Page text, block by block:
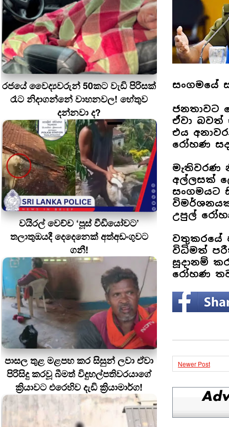
රජයේ වෛද්‍යවරුන් 50කට වැඩි පිරිසක්
රෑට නිදාගන්නේ වාහනවල! හේතුව
දන්නවා ද?
වයිරල් වෙච්ච ‘පූස් වීඩියෝවට’
තලාතුඔයදී දෙදෙනෙක් අත්අඩංගුවට
ගනී!
පාසල තුළ මළපහ කර සිසුන් ලවා ඒවා
පිරිසිදු කරවූ බීමත් විදුහල්පතිවරයාගේ
ක්‍රියාවට එරෙහිව දැඩි ක්‍රියාමාර්ග!
සංගමයේ
ජනතාවට
ඒවා
එය
රෝහණ
මැතිවරණ
අල්ලසක්
සංගමයට
උපුල්
වතුකරයේ
විධිමත්
සූදානම්
රෝහණ
Newer Post